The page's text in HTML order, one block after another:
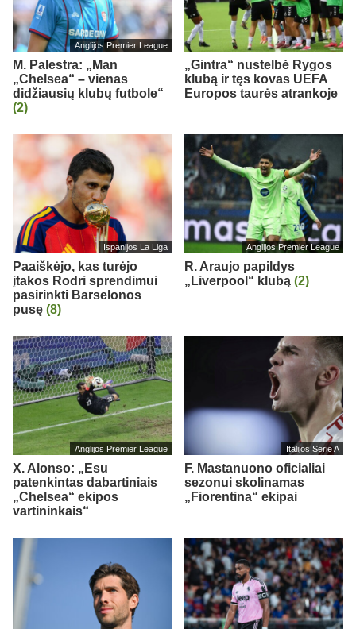
Anglijos Premier League
M. Palestra: „Man
„Chelsea“ – vienas
didžiausių klubų futbole“
(2)
„Gintra“ nustelbė Rygos
klubą ir tęs kovas UEFA
Europos taurės atrankoje
Ispanijos La Liga
Paaiškėjo, kas turėjo
įtakos Rodri sprendimui
pasirinkti Barselonos
pusę (8)
Anglijos Premier League
R. Araujo papildys
„Liverpool“ klubą (2)
Anglijos Premier League
X. Alonso: „Esu
patenkintas dabartiniais
„Chelsea“ ekipos
vartininkais“
Italijos Serie A
F. Mastanuono oficialiai
sezonui skolinamas
„Fiorentina“ ekipai